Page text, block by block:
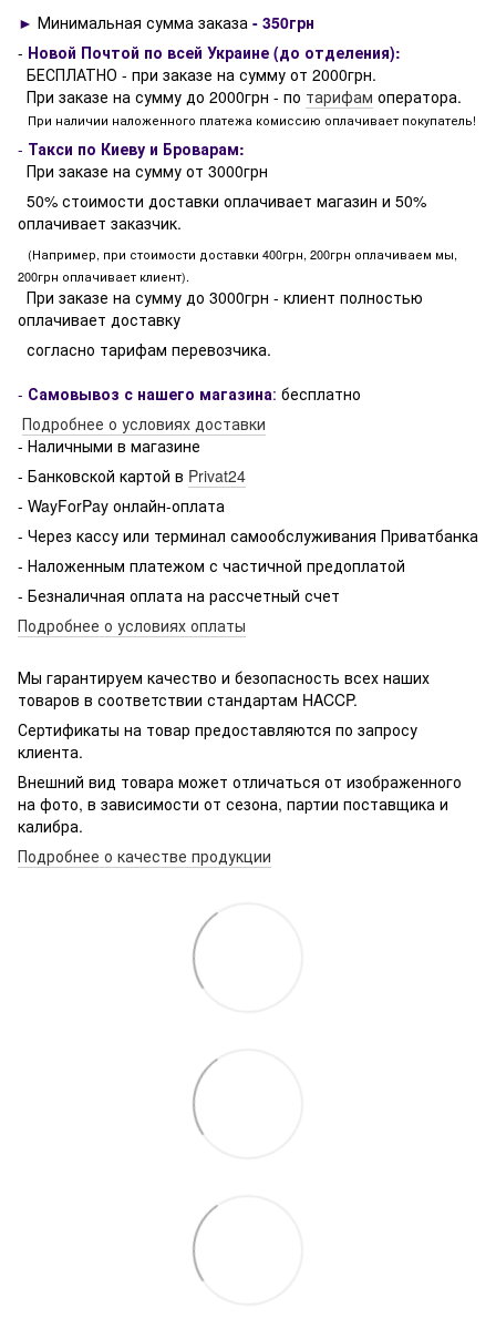
► Минимальная сумма заказа - 350грн
- Новой Почтой по всей Украине (до отделения):
БЕСПЛАТНО - при заказе на сумму от 2000грн.
При заказе на сумму до 2000грн - по тарифам оператора.
При наличии наложенного платежа комиссию оплачивает покупатель!
- Такси по Киеву и Броварам:
При заказе на сумму от 3000грн
50% стоимости доставки оплачивает магазин и 50%
оплачивает заказчик.
(Например, при стоимости доставки 400грн, 200грн оплачиваем мы,
200грн оплачивает клиент).
При заказе на сумму до 3000грн - клиент полностью
оплачивает доставку
согласно тарифам перевозчика.
- Самовывоз с нашего магазина: бесплатно
Подробнее о условиях доставки
- Наличными в магазине
- Банковской картой в Privat24
- WayForPay онлайн-оплата
- Через кассу или терминал самообслуживания Приватбанка
- Наложенным платежом с частичной предоплатой
- Безналичная оплата на рассчетный счет
Подробнее о условиях оплаты
Мы гарантируем качество и безопасность всех наших
товаров в соответствии стандартам HACCP.
Сертификаты на товар предоставляются по запросу
клиента.
Внешний вид товара может отличаться от изображенного
на фото, в зависимости от сезона, партии поставщика и
калибра.
Подробнее о качестве продукции